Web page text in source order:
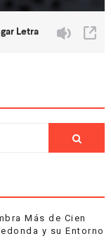
Más de Cien
y su Entorno